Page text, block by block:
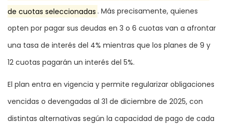
de cuotas seleccionadas . Más precisamente, quienes
opten por pagar sus deudas en 3 o 6 cuotas van a afrontar
una tasa de interés del 4% mientras que los planes de 9 y
12 cuotas pagarán un interés del 5%.
El plan entra en vigencia y permite regularizar obligaciones
vencidas o devengadas al 31 de diciembre de 2025, con
distintas alternativas según la capacidad de pago de cada